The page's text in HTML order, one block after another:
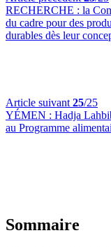
RECHERCHE : la
du cadre pour des
durables dès leur
Article suivant 25/25
YÉMEN : Hadja
au Programme
Sommaire